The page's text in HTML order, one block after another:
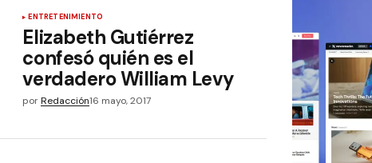
ENTRETENIMIENTO
Elizabeth Gutiérrez
confesó quién es el
verdadero William Levy
por Redacción16 mayo, 2017